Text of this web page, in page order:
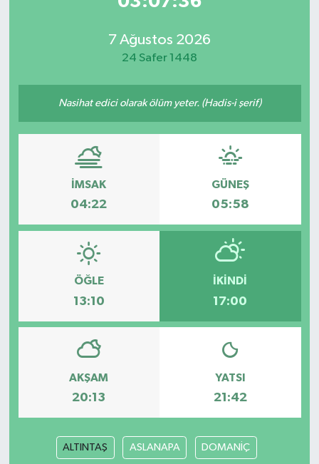
7 Ağustos 2026
24 Safer 1448
Nasihat edici olarak ölüm yeter. (Hadis-i şerif)
İMSAK
04:22
GÜNEŞ
05:58
ÖĞLE
13:10
İKINDI
17:00
AKŞAM
20:13
YATSI
21:42
ALTINTAŞ ASLANAPA DOMANİÇ
SAĞLIK
DÜNYA
TURİZM
RÖPORTAJ
VİDEO HABERLER
YAZARLAR
RESMİ İLAN
MAGAZİN